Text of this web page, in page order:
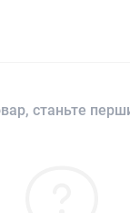
станьте